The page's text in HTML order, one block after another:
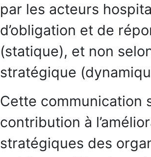
par les acteurs
d’obligation et de
(statique), et non
stratégique
Cette communication
contribution à
stratégiques des